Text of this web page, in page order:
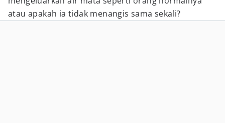
atau apakah ia tidak menangis sama sekali?